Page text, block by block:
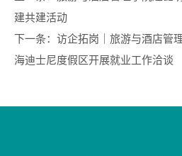
建共建活动
下一条： 访企拓岗｜旅游与酒店管
海迪士尼度假区开展就业工作洽谈